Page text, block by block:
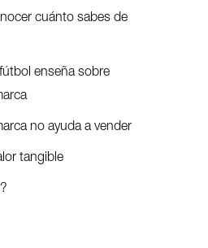
cuánto sabes de
enseña sobre
no ayuda a vender
tangible